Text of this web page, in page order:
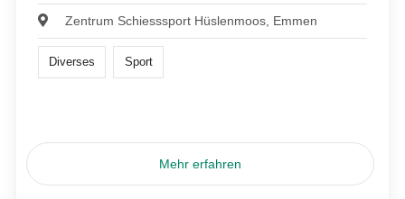
Zentrum Schiesssport Hüslenmoos, Emmen
Diverses Sport
Mehr erfahren